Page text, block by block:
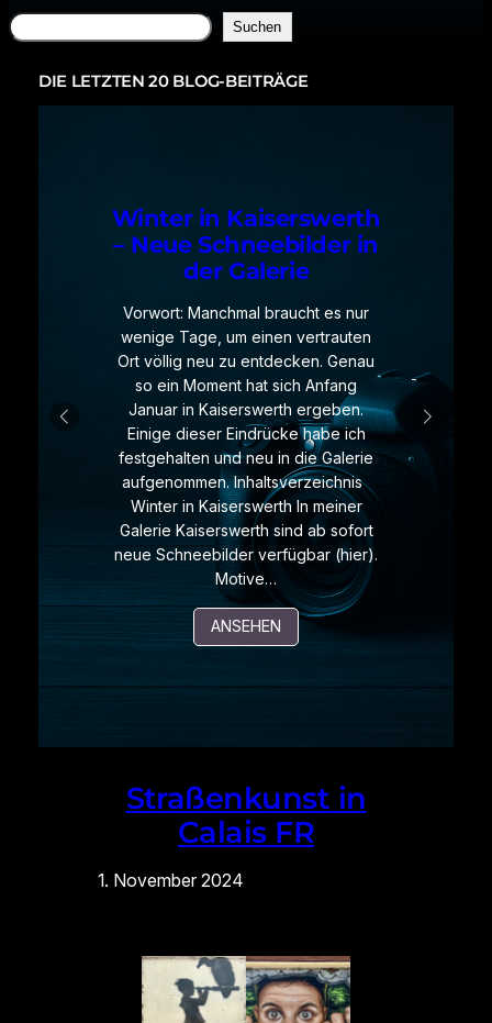
S
Suchen
DIE LETZTEN 20 BLOG-BEITRÄGE
Winter in Kaiserswerth
– Neue Schneebilder in
der Galerie
Vorwort: Manchmal braucht es nur
wenige Tage, um einen vertrauten
Ort völlig neu zu entdecken. Genau
so ein Moment hat sich Anfang
Januar in Kaiserswerth ergeben.
Einige dieser Eindrücke habe ich
festgehalten und neu in die Galerie
aufgenommen. Inhaltsverzeichnis
Winter in Kaiserswerth In meiner
Galerie Kaiserswerth sind ab sofort
neue Schneebilder verfügbar (hier).
Motive…
ANSEHEN
Straßenkunst in
Calais FR
1. November 2024